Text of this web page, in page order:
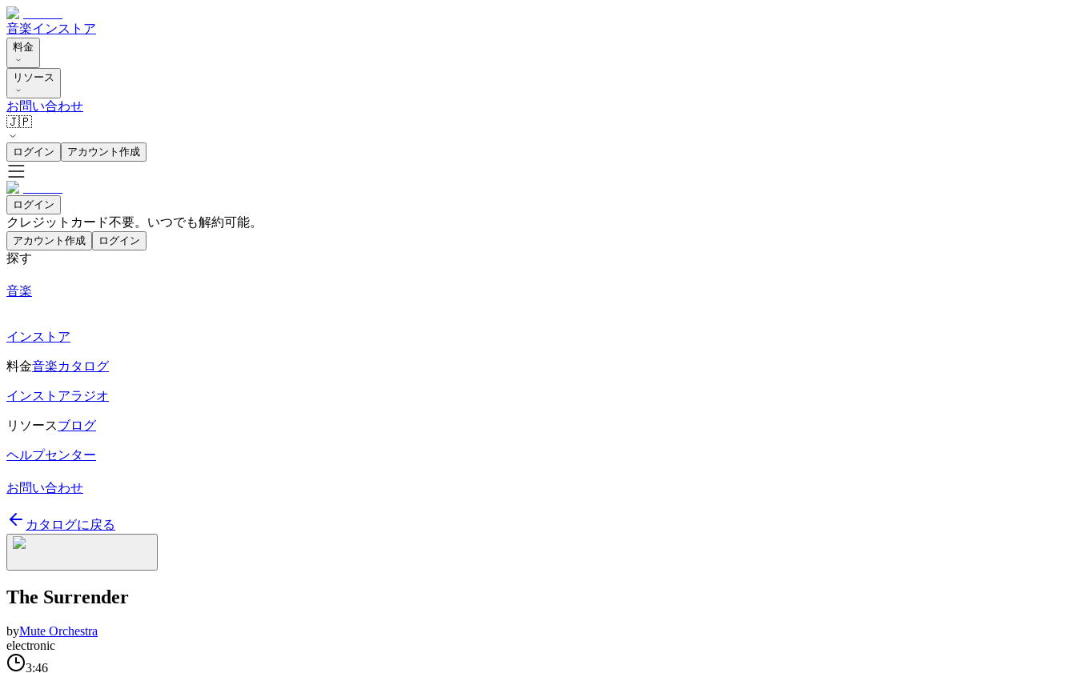
音楽インストア
料金
リソース
お問い合わせ
🇯🇵
ログイン アカウント作成
ログイン
クレジットカード不要。いつでも解約可能。
アカウント作成 ログイン
探す
音楽
インストア
料金音楽カタログ
インストアラジオ
リソースブログ
ヘルプセンター
お問い合わせ
カタログに戻る
The Surrender
byMute Orchestra
electronic
3:46